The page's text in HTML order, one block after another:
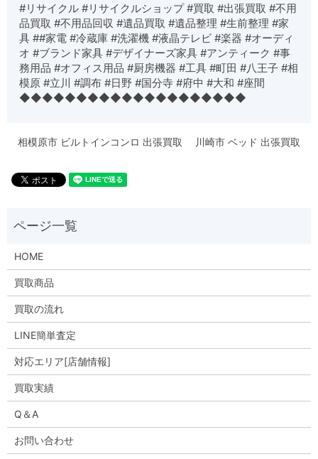
#リサイクル #リサイクルショップ #買取 #出張買取 #不用
品買取 #不用品回収 #遺品買取 #遺品整理 #生前整理 #家
具 ##家電 #冷蔵庫 #洗濯機 #液晶テレビ #楽器 #オーディ
オ #ブランド家具 #デザイナーズ家具 #アンティーク #事
務用品 #オフィス用品 #厨房機器 #工具 #町田 #八王子 #相
模原 #立川 #調布 #日野 #国分寺 #府中 #大和 #座間
◆◆◆◆◆◆◆◆◆◆◆◆◆◆◆◆◆◆◆◆
相模原市 ビルトインコンロ 出張買取 川崎市 ベッド 出張買取
HOME
買取商品
買取の流れ
LINE簡単査定
対応エリア[店舗情報]
買取実績
Q＆A
お問い合わせ